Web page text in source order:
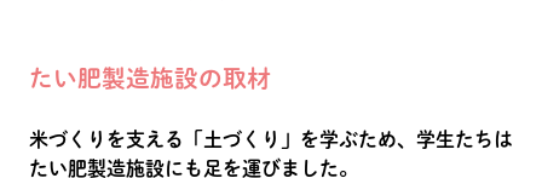
たい肥製造施設の取材
米づくりを支える「土づくり」を学ぶため、学生たちは
たい肥製造施設にも足を運びました。